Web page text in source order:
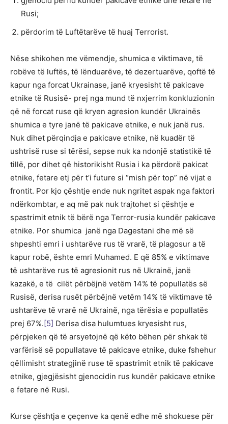
Rusi;
përdorim të Luftëtarëve të huaj Terrorist.
Nëse shikohen me vëmendje, shumica e viktimave, të
robëve të luftës, të lënduarëve, të dezertuarëve, qoftë të
kapur nga forcat Ukrainase, janë kryesisht të pakicave
etnike të Rusisë- prej nga mund të nxjerrim konkluzionin
që në forcat ruse që kryen agresion kundër Ukrainës
shumica e tyre janë të pakicave etnike, e nuk janë rus.
Nuk dihet përqindja e pakicave etnike, në kuadër të
ushtrisë ruse si tërësi, sepse nuk ka ndonjë statistikë të
tillë, por dihet që historikisht Rusia i ka përdorë pakicat
etnike, fetare etj për t’i future si “mish për top” në vijat e
frontit. Por kjo çështje ende nuk ngritet aspak nga faktori
ndërkombtar, e aq më pak nuk trajtohet si çështje e
spastrimit etnik të bërë nga Terror-rusia kundër pakicave
etnike. Por shumica janë nga Dagestani dhe më së
shpeshti emri i ushtarëve rus të vrarë, të plagosur a të
kapur robë, ështe emri Muhamed. E që 85% e viktimave
të ushtarëve rus të agresionit rus në Ukrainë, janë
kazakë, e të cilët përbëjnë vetëm 14% të popullatës së
Rusisë, derisa rusët përbëjnë vetëm 14% të viktimave të
ushtarëve të vrarë në Ukrainë, nga tërësia e popullatës
prej 67%.[5] Derisa disa hulumtues kryesisht rus,
përpjeken që të arsyetojnë që këto bëhen për shkak të
varfërisë së popullatave të pakicave etnike, duke fshehur
qëllimisht strategjinë ruse të spastrimit etnik të pakicave
etnike, gjegjësisht gjenocidin rus kundër pakicave etnike
e fetare në Rusi.
Kurse çështja e çeçenve ka qenë edhe më shokuese për